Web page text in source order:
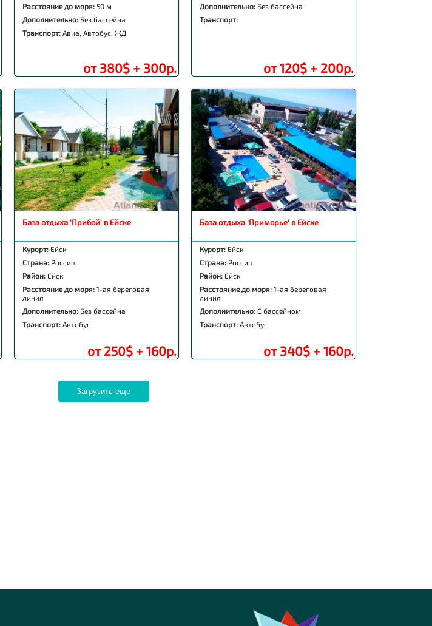
Расстояние до моря: 50 м
Дополнительно: Без бассейна
Транспорт:Авиа, Автобус, ЖД
от 380$ + 300р.
Дополнительно: Без бассейна
Транспорт:
от 120$ + 200р.
База отдыха 'Прибой' в Ейске
Курорт: Ейск
Страна: Россия
Район: Ейск
Расстояние до моря:1-ая береговая
линия
Дополнительно: Без бассейна
Транспорт:Автобус
от 250$ + 160р.
База отдыха 'Приморье' в Ейске
Курорт: Ейск
Страна: Россия
Район: Ейск
Расстояние до моря:1-ая береговая
линия
Дополнительно:С бассейном
Транспорт:Автобус
от 340$ + 160р.
Загрузить еще